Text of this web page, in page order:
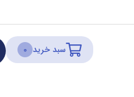
سبد خرید 0